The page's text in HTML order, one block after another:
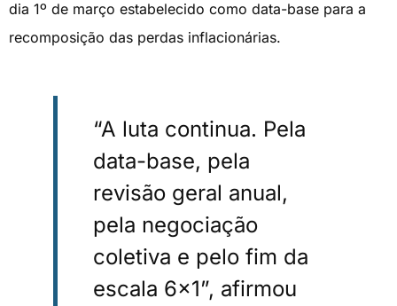
dia 1º de março estabelecido como data-base para a
recomposição das perdas inflacionárias.
“A luta continua. Pela
data-base, pela
revisão geral anual,
pela negociação
coletiva e pelo fim da
escala 6×1”, afirmou